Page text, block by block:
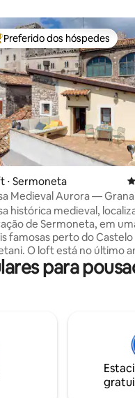
média de 5, 117
os melhores preferidos
Preferido dos hóspedes
⋅ Sermoneta
Medieval Aurora —
histórica medieval,
de Sermoneta, em
famosas perto do Castelo
O loft está no último
com uma cozinha
tamanho queen e um
perto do Jardim de Ninfa,
de Sperlonga e
quiser fazer uma
Nápoles, Florença, a
fica a apenas 10 minutos
para